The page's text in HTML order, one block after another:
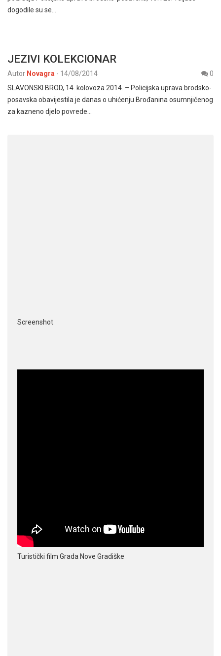
dogodile su se…
JEZIVI KOLEKCIONAR
Autor Novagra - 14/08/2014
0
SLAVONSKI BROD, 14. kolovoza 2014. – Policijska uprava brodsko-
posavska obavijestila je danas o uhićenju Brođanina osumnjičenog
za kazneno djelo povrede…
Screenshot
Turistički film Grada Nove Gradiške